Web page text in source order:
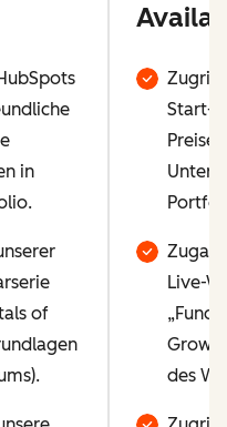
in
of
Zugriff
Start-
Preise
Live-
des